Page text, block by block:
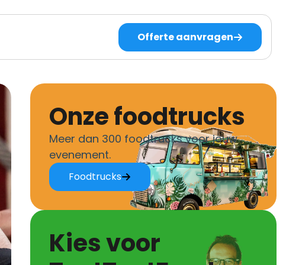
Offerte aanvragen
Onze foodtrucks
Meer dan 300 foodtrucks voor jouw
evenement.
Foodtrucks
Kies voor